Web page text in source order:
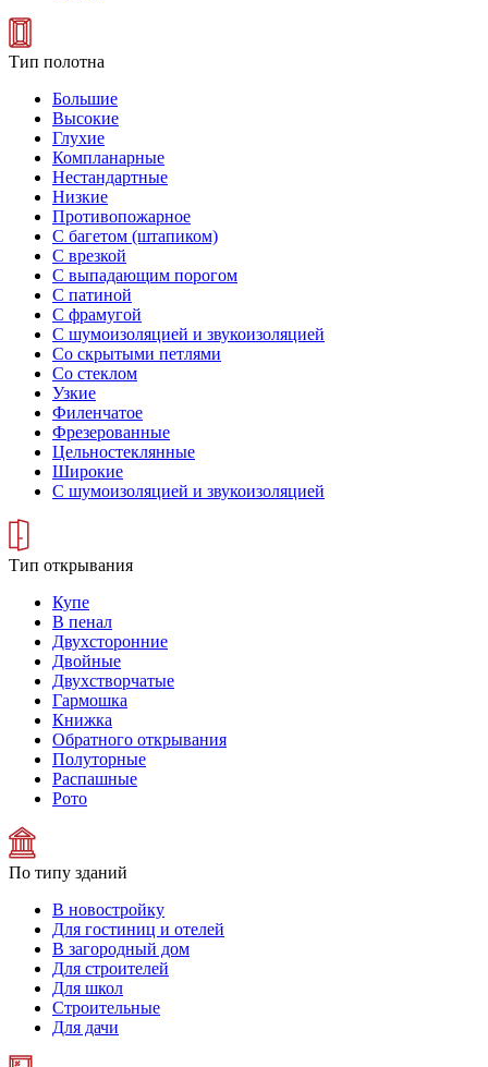
Тип полотна
Большие
Высокие
Глухие
Компланарные
Нестандартные
Низкие
Противопожарное
С багетом (штапиком)
С врезкой
С выпадающим порогом
С патиной
С фрамугой
С шумоизоляцией и звукоизоляцией
Со скрытыми петлями
Со стеклом
Узкие
Филенчатое
Фрезерованные
Цельностеклянные
Широкие
С шумоизоляцией и звукоизоляцией
Тип открывания
Купе
В пенал
Двухсторонние
Двойные
Двухстворчатые
Гармошка
Книжка
Обратного открывания
Полуторные
Распашные
Рото
По типу зданий
В новостройку
Для гостиниц и отелей
В загородный дом
Для строителей
Для школ
Строительные
Для дачи